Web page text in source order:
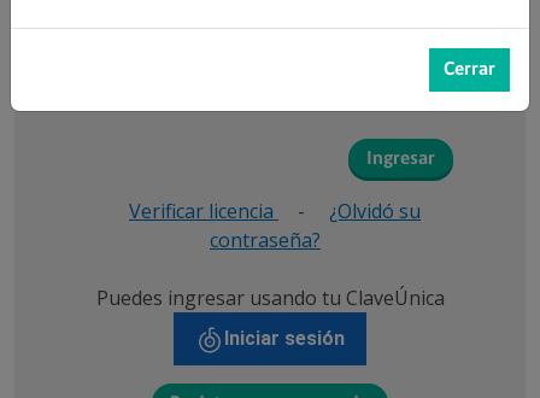
Ingresar
Verificar licencia -
¿Olvidó su
contraseña?
Puedes ingresar usando tu ClaveÚnica
Iniciar sesión
Cerrar